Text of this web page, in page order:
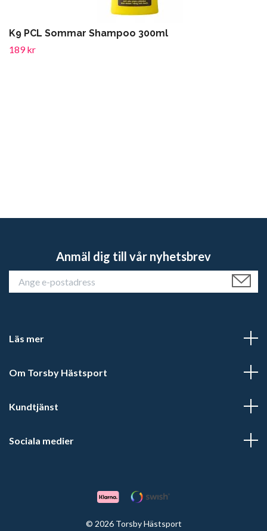
K9 PCL Sommar Shampoo 300ml
189 kr
Anmäl dig till vår nyhetsbrev
Läs mer
Om Torsby Hästsport
Kundtjänst
Sociala medier
© 2026 Torsby Hästsport